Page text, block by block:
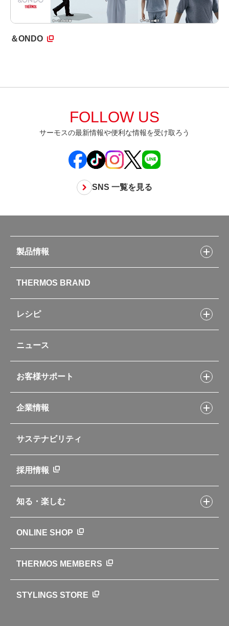
＆ONDO
FOLLOW US
サーモスの最新情報や便利な情報を受け取ろう
SNS 一覧を見る
製品情報
水筒
お弁当
キッチン用品
ポット・アイスペール
コーヒーメーカー
ソフトクーラー・バッグ
自転車専用ボトル
アパレル小物
新製品一覧
カタログ
THERMOS BRAND
レシピ
フライパンレシピ
シャトルシェフレシピ
スープジャーレシピ
イージースモーカーレシピ
レシピ本のご紹介
ニュース
お客様サポート
交換用部品の購入方法
部品の種類や販売状況を調べる
よくあるご質問・お問い合わせ
企業情報
企業理念
会社概要
ニュース
世界のサーモス
サーモスの歴史
サステナビリティ
採用情報
知る・楽しむ
クラブサーモス
WEBマガジン
お弁当にエールを込めて
ONLINE SHOP
THERMOS MEMBERS
STYLINGS STORE